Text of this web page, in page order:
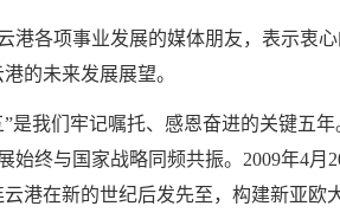
各项事业发展的媒体朋友，表示衷
的未来发展展望。
我们牢记嘱托、感恩奋进的关键五
终与国家战略同频共振。2009年4月
港在新的世纪后发先至，构建新亚欧